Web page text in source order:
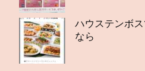
ハウステンボ
なら